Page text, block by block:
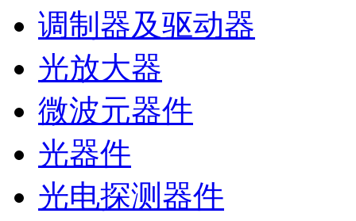
调制器及驱动器
光放大器
微波元器件
光器件
光电探测器件